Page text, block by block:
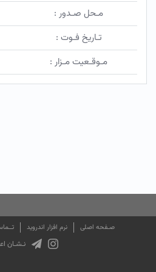
مـحل صـدور :
تـاریخ فـوت :
مـوقـعیت مـزار :
صـفحه اصلی نرم افزار اندروید
نـشـان